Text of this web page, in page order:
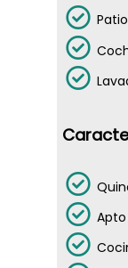
Patio